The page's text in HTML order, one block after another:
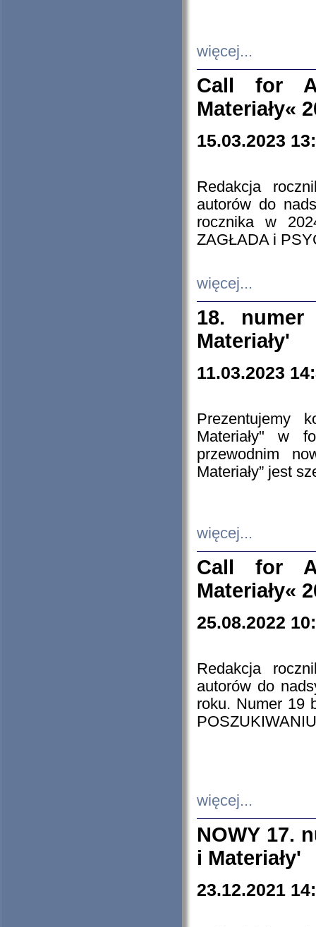
więcej...
Call for
Materiały«
15.03.2023
Redakcja
autorów do
rocznika w
ZAGŁADA i
więcej...
18. numer
Materiały'
11.03.2023
Prezentujemy
Materiały" w
przewodnim
Materiały” jest
więcej...
Call for
Materiały«
25.08.2022
Redakcja
autorów do
roku. Numer 19
więcej...
NOWY 17.
i Materiały'
23.12.2021